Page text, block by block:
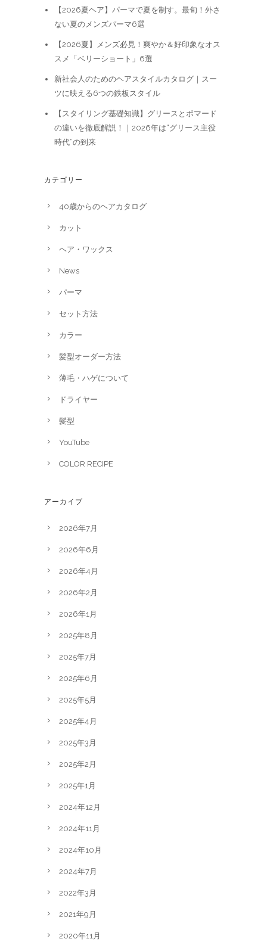
【2026夏ヘア】パーマで夏を制す。最旬！外さ
ない夏のメンズパーマ6選
【2026夏】メンズ必見！爽やか＆好印象なオス
スメ「ベリーショート」6選
新社会人のためのヘアスタイルカタログ｜スー
ツに映える6つの鉄板スタイル
【スタイリング基礎知識】グリースとポマード
の違いを徹底解説！｜2026年は“グリース主役
時代”の到来
カテゴリー
40歳からのヘアカタログ
カット
ヘア・ワックス
News
パーマ
セット方法
カラー
髪型オーダー方法
薄毛・ハゲについて
ドライヤー
髪型
YouTube
COLOR RECIPE
アーカイブ
2026年7月
2026年6月
2026年4月
2026年2月
2026年1月
2025年8月
2025年7月
2025年6月
2025年5月
2025年4月
2025年3月
2025年2月
2025年1月
2024年12月
2024年11月
2024年10月
2024年7月
2022年3月
2021年9月
2020年11月